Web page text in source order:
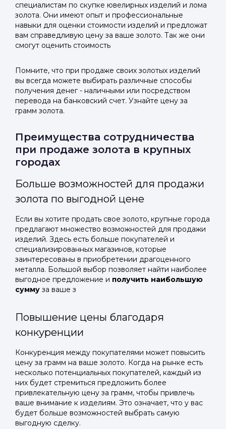
специалистам по скупке ювелирных изделий и лома
золота. Они имеют опыт и профессиональные
навыки для оценки стоимости изделий и предложат
вам справедливую цену за ваше золото. Так же они
смогут оценить стоимость
Помните, что при продаже своих золотых изделий
вы всегда можете выбирать различные способы
получения денег - наличными или посредством
перевода на банковский счет. Узнайте цену за
грамм золота.
Преимущества сотрудничества
при продаже золота в крупных
городах
Больше возможностей для продажи
золота по выгодной цене
Если вы хотите продать свое золото, крупные города
предлагают множество возможностей для продажи
изделий. Здесь есть больше покупателей и
специализированных магазинов, которые
заинтересованы в приобретении драгоценного
металла. Большой выбор позволяет найти наиболее
выгодное предложение и получить наибольшую
сумму за ваше з
Повышение цены благодаря
конкуренции
Конкуренция между покупателями может повысить
цену за грамм на ваше золото. Когда на рынке есть
несколько потенциальных покупателей, каждый из
них будет стремиться предложить более
привлекательную цену за грамм, чтобы привлечь
ваше внимание к изделиям. Это означает, что у вас
будет больше возможностей выбрать самую
выгодную сделку.